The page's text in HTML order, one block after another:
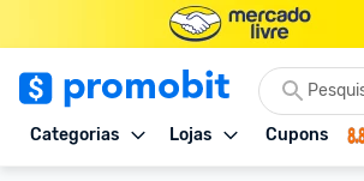
Categorias Lojas Cupons